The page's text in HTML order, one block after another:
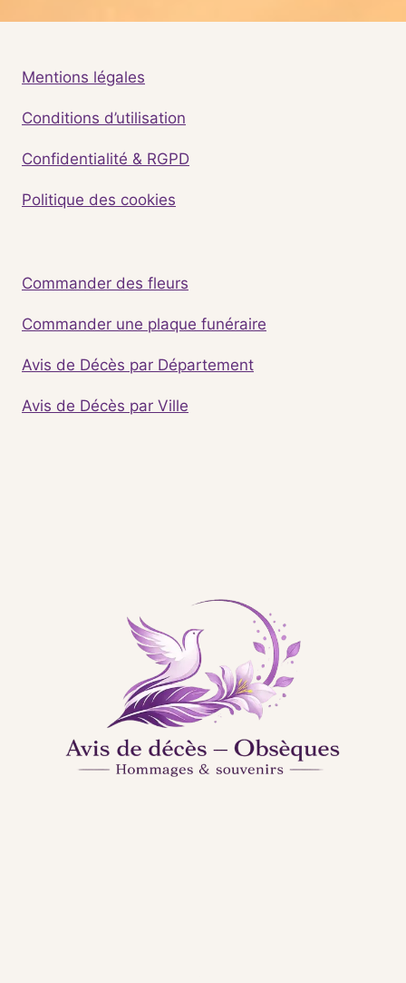
Mentions légales
Conditions d’utilisation
Confidentialité & RGPD
Politique des cookies
Commander des fleurs
Commander une plaque funéraire
Avis de Décès par Département
Avis de Décès par Ville